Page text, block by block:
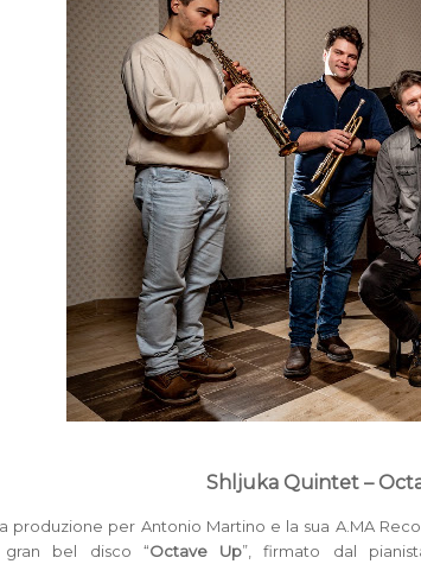
Shljuka Quintet –
produzione per Antonio Martino e la sua A.MA
gran bel disco “Octave Up”, firmato dal